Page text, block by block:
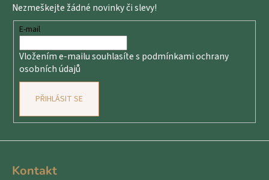
Nezmeškejte žádné novinky či slevy!
E-mail
Vložením e-mailu souhlasíte s podmínkami ochrany
osobních údajů
PŘIHLÁSIT SE
Kontakt